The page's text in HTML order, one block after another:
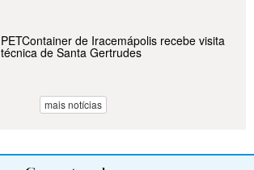
PETContainer de Iracemápolis recebe visita
técnica de Santa Gertrudes
mais notícias